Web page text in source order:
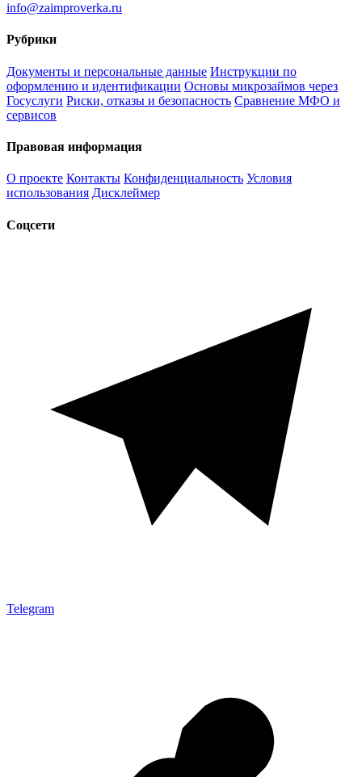
info@zaimproverka.ru
Рубрики
Документы и персональные данные Инструкции по
оформлению и идентификации Основы микрозаймов через
Госуслуги Риски, отказы и безопасность Сравнение МФО и
сервисов
Правовая информация
О проекте Контакты Конфиденциальность Условия
использования Дисклеймер
Соцсети
Telegram